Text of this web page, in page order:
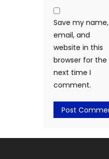
Save my name,
email, and
website in this
browser for the
next time I
comment.